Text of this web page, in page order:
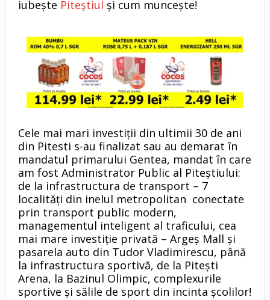
iubește Piteștiul și cum muncește!
Cele mai mari investiții din ultimii 30 de ani
din Pitesti s-au finalizat sau au demarat în
mandatul primarului Gentea, mandat în care
am fost Administrator Public al Piteștiului:
de la infrastructura de transport – 7
localități din inelul metropolitan conectate
prin transport public modern,
managementul inteligent al traficului, cea
mai mare investiție privată – Argeș Mall și
pasarela auto din Tudor Vladimirescu, până
la infrastructura sportivă, de la Pitești
Arena, la Bazinul Olimpic, complexurile
sportive și sălile de sport din incinta școlilor!